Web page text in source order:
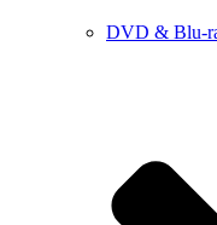
DVD & Blu-